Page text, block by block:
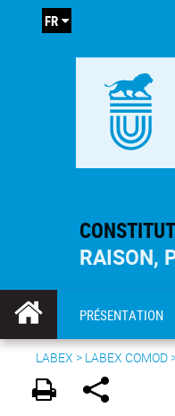
RAISON,
FR
PRÉSENTATION
LABEX > LABEX COMOD